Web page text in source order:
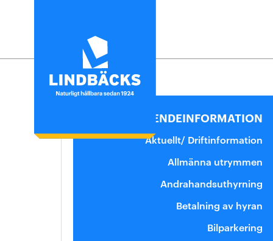
Hyra
Säga upp en lägenhet
BOENDEINFORMATION
Aktuellt/ Driftinformation
Allmänna utrymmen
Andrahandsuthyrning
Betalning av hyran
Bilparkering